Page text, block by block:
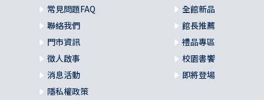
常見問題FAQ
聯絡我們
門市資訊
徵人啟事
消息活動
隱私權政策
全館新品
館長推薦
禮品專區
校園書饗
即將登場